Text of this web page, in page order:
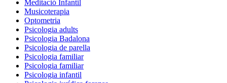
Meditació Infantil
Musicoterapia
Optometria
Psicologia adults
Psicologia Badalona
Psicologia de parella
Psicologia familiar
Psicologia familiar
Psicologia infantil